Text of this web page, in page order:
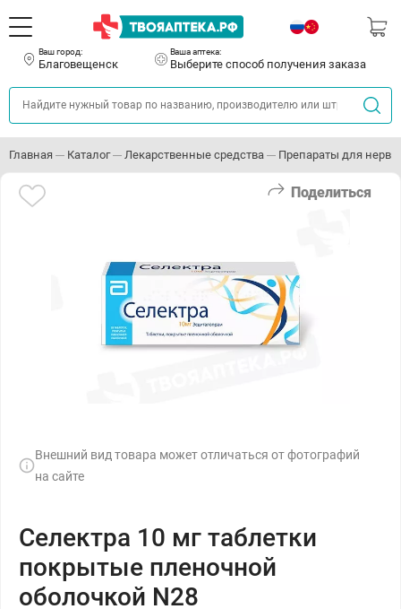
Ваш город:
Благовещенск
Ваша аптека:
Выберите способ получения заказа
Главная Каталог Лекарственные средства Препараты для
Поделиться
Внешний вид товара может отличаться от фотографий
на сайте
Селектра 10 мг таблетки
покрытые пленочной
оболочкой N28